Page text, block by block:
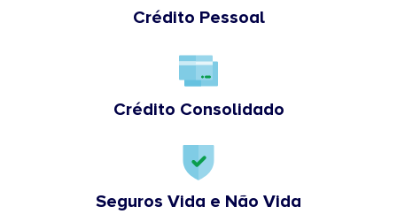
Crédito Pessoal
Crédito Consolidado
Seguros Vida e Não Vida